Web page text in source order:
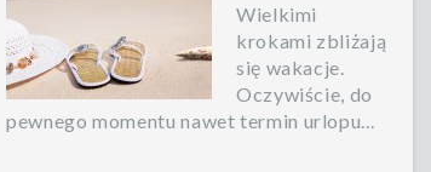
Wielkimi
krokami zbliżają
się wakacje.
Oczywiście, do
pewnego momentu nawet termin urlopu...